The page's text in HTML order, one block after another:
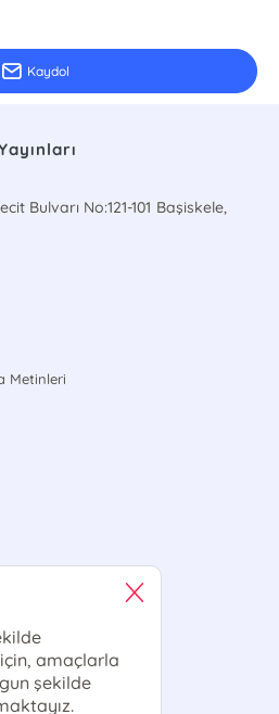
Kaydol
Bulvarı No:121-101 Başiskele,
Metinleri
amaçlarla
şekilde